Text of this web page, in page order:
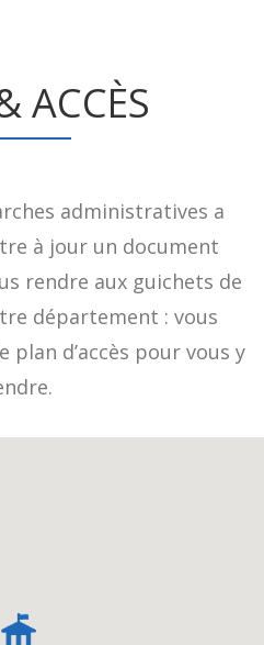
ACCÈS
administratives a
à jour un document
rendre aux guichets de
département : vous
plan d’accès pour vous y